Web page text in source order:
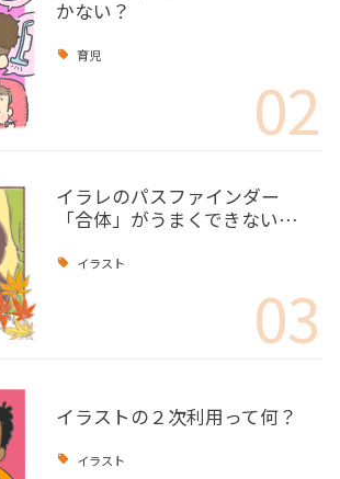
かない？
育児
02
イラレのパスファインダー
「合体」がうまくできない…
イラスト
03
イラストの２次利用って何？
イラスト